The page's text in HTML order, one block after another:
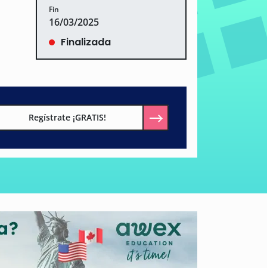
Fin
16/03/2025
Finalizada
Regístrate ¡GRATIS!